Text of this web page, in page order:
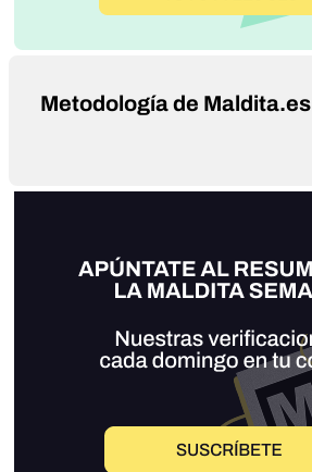
Metodología de Maldita.es